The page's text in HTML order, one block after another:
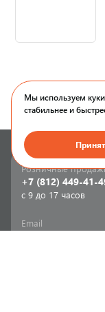
Мы используем
стабильнее и
Розничные
+7 (812) 449-41-
с 9 до 17 часов
Email